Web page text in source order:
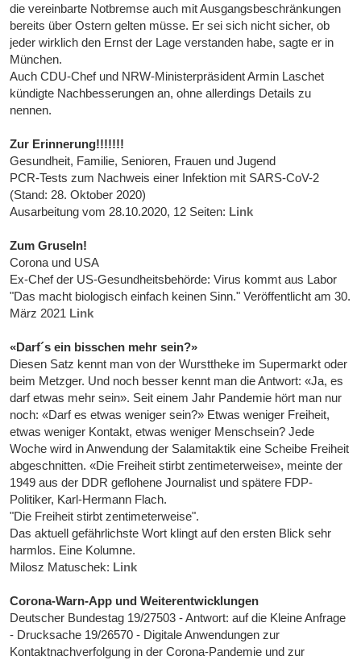
die vereinbarte Notbremse auch mit Ausgangsbeschränkungen
bereits über Ostern gelten müsse. Er sei sich nicht sicher, ob
jeder wirklich den Ernst der Lage verstanden habe, sagte er in
München.
Auch CDU-Chef und NRW-Ministerpräsident Armin Laschet
kündigte Nachbesserungen an, ohne allerdings Details zu
nennen.
Zur Erinnerung!!!!!!!
Gesundheit, Familie, Senioren, Frauen und Jugend
PCR-Tests zum Nachweis einer Infektion mit SARS-CoV-2
(Stand: 28. Oktober 2020)
Ausarbeitung vom 28.10.2020, 12 Seiten: Link
Zum Gruseln!
Corona und USA
Ex-Chef der US-Gesundheitsbehörde: Virus kommt aus Labor
"Das macht biologisch einfach keinen Sinn." Veröffentlicht am 30.
März 2021 Link
«Darf´s ein bisschen mehr sein?»
Diesen Satz kennt man von der Wursttheke im Supermarkt oder
beim Metzger. Und noch besser kennt man die Antwort: «Ja, es
darf etwas mehr sein». Seit einem Jahr Pandemie hört man nur
noch: «Darf es etwas weniger sein?» Etwas weniger Freiheit,
etwas weniger Kontakt, etwas weniger Menschsein? Jede
Woche wird in Anwendung der Salamitaktik eine Scheibe Freiheit
abgeschnitten. «Die Freiheit stirbt zentimeterweise», meinte der
1949 aus der DDR geflohene Journalist und spätere FDP-
Politiker, Karl-Hermann Flach.
"Die Freiheit stirbt zentimeterweise".
Das aktuell gefährlichste Wort klingt auf den ersten Blick sehr
harmlos. Eine Kolumne.
Milosz Matuschek: Link
Corona-Warn-App und Weiterentwicklungen
Deutscher Bundestag 19/27503 - Antwort: auf die Kleine Anfrage
- Drucksache 19/26570 - Digitale Anwendungen zur
Kontaktnachverfolgung in der Corona-Pandemie und zur